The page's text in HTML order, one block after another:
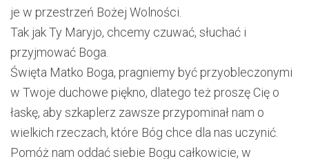
je w przestrzeń Bożej Wolności.
Tak jak Ty Maryjo, chcemy czuwać, słuchać i
przyjmować Boga.
Święta Matko Boga, pragniemy być przyobleczonymi
w Twoje duchowe piękno, dlatego też proszę Cię o
łaskę, aby szkaplerz zawsze przypominał nam o
wielkich rzeczach, które Bóg chce dla nas uczynić.
Pomóż nam oddać siebie Bogu całkowicie, w